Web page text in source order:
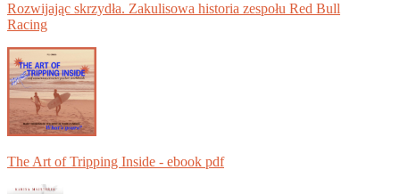
Rozwijając skrzydła. Zakulisowa historia zespołu Red Bull
Racing
The Art of Tripping Inside - ebook pdf